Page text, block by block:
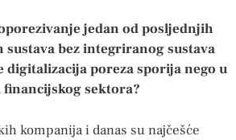
jedan od posljednjih
bez integriranog sustava
digitalizacija poreza sporija nego u
sektora?
kompanija i danas su najčešće